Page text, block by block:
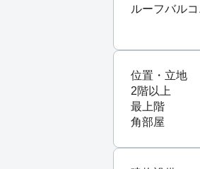
ルーフバル
位置・立地
2階以上
最上階
角部屋